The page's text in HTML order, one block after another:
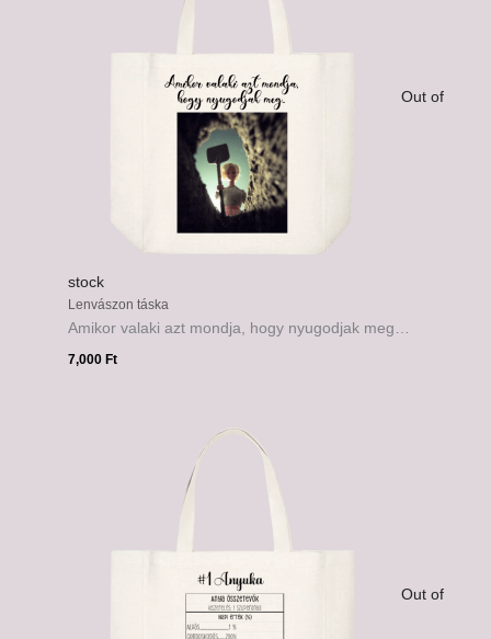
Out of
stock
Lenvászon táska
Amikor valaki azt mondja, hogy nyugodjak meg…
7,000 Ft
Out of